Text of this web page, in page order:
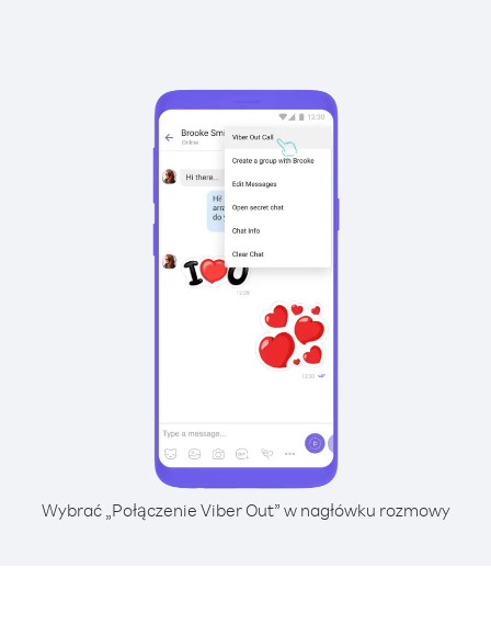
Wybrać „Połączenie Viber Out” w nagłówku rozmowy